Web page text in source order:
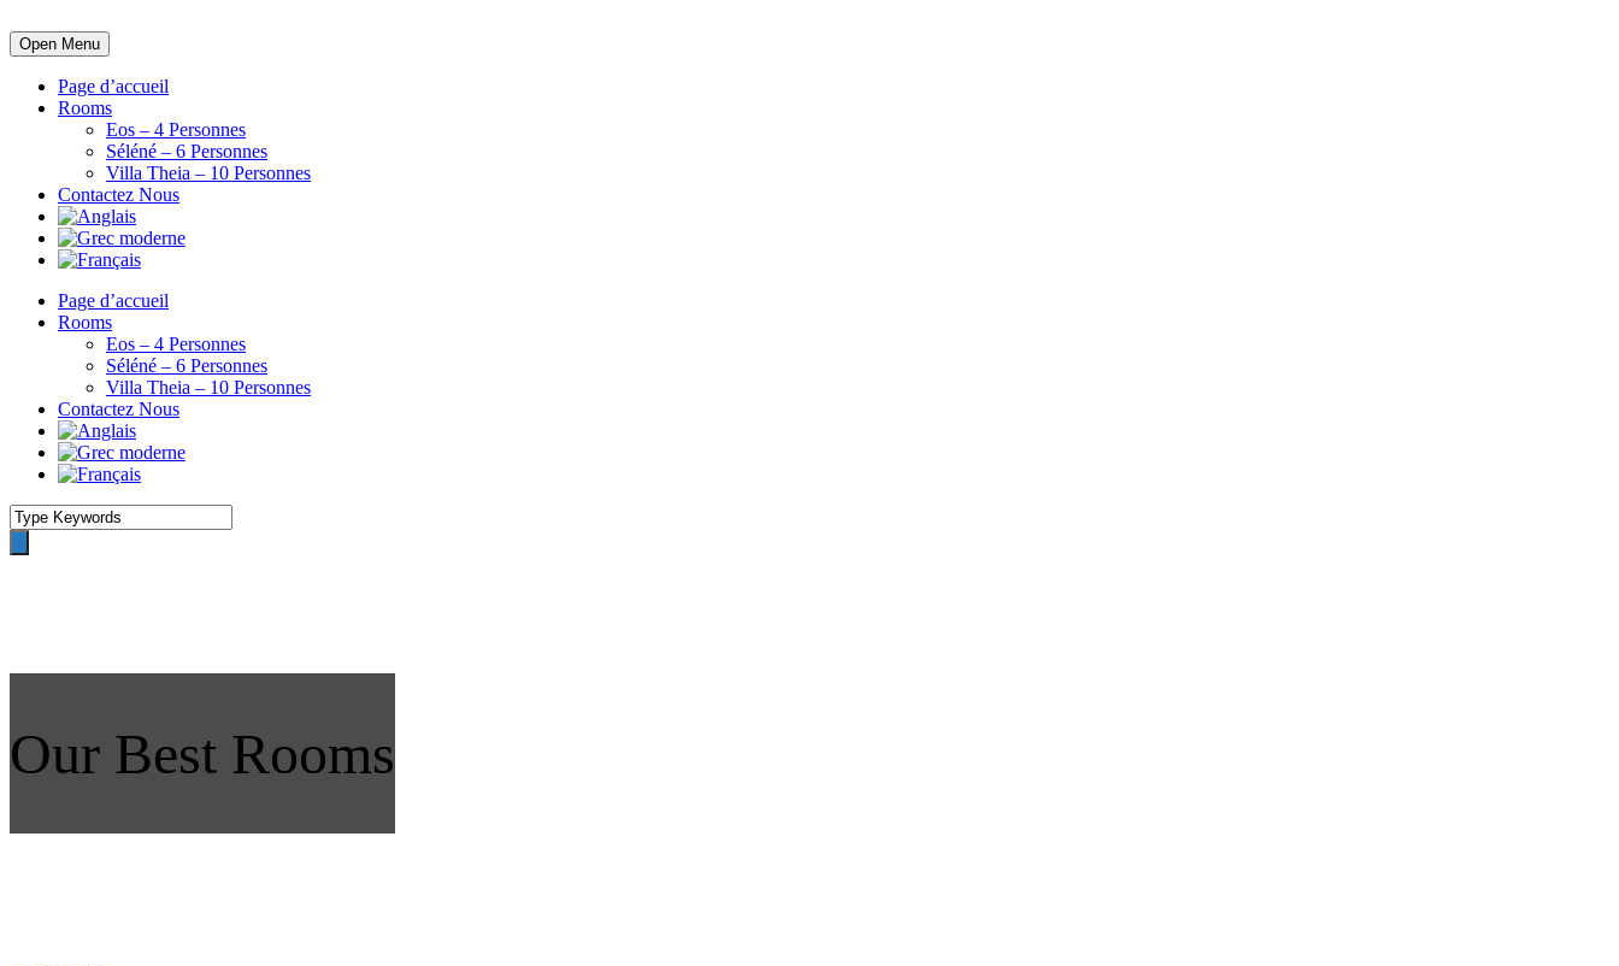
Open Menu
Page d’accueil
Rooms
Eos – 4 Personnes
Séléné – 6 Personnes
Villa Theia – 10 Personnes
Contactez Nous
Page d’accueil
Rooms
Eos – 4 Personnes
Séléné – 6 Personnes
Villa Theia – 10 Personnes
Contactez Nous
Our Best Rooms